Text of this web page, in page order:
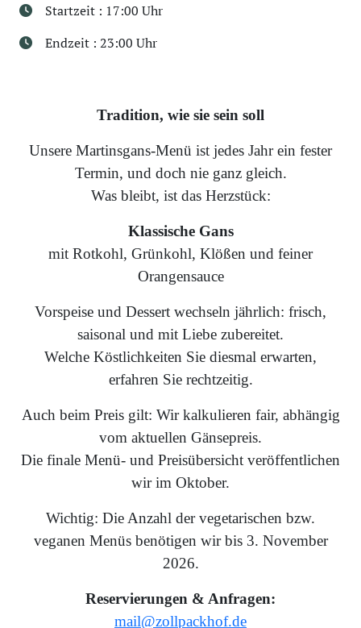
Startzeit : 17:00 Uhr
Endzeit : 23:00 Uhr
Tradition, wie sie sein soll
Unsere Martinsgans-Menü ist jedes Jahr ein fester
Termin, und doch nie ganz gleich.
Was bleibt, ist das Herzstück:
Klassische Gans
mit Rotkohl, Grünkohl, Klößen und feiner
Orangensauce
Vorspeise und Dessert wechseln jährlich: frisch,
saisonal und mit Liebe zubereitet.
Welche Köstlichkeiten Sie diesmal erwarten,
erfahren Sie rechtzeitig.
Auch beim Preis gilt: Wir kalkulieren fair, abhängig
vom aktuellen Gänsepreis.
Die finale Menü- und Preisübersicht veröffentlichen
wir im Oktober.
Wichtig: Die Anzahl der vegetarischen bzw.
veganen Menüs benötigen wir bis 3. November
2026.
Reservierungen & Anfragen:
mail@zollpackhof.de